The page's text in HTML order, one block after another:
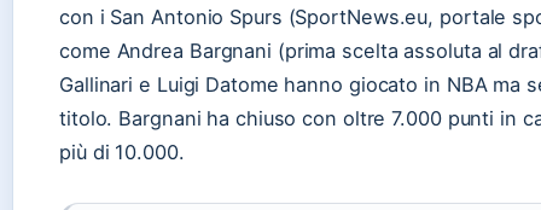
con i San Antonio Spurs (SportNews.eu, portale
come Andrea Bargnani (prima scelta assoluta al
Gallinari e Luigi Datome hanno giocato in NBA ma
titolo. Bargnani ha chiuso con oltre 7.000 punti in
più di 10.000.